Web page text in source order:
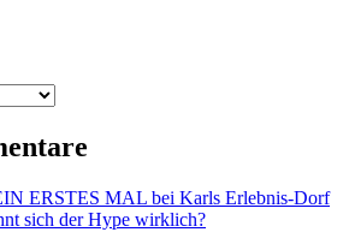
ERSTES MAL bei Karls Erlebnis-Dorf
sich der Hype wirklich?